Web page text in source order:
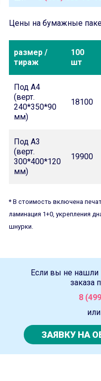
Цены на бумажные
размер /
тираж
100
шт
Под А4
(верт.
240*350*90
мм)
18100
Под А3
(верт.
300*400*120
мм)
19900
* В стоимость включена
ламинация 1+0, укрепления
шнурки.
Если вы не
заказа
8
ЗАЯВКУ НА